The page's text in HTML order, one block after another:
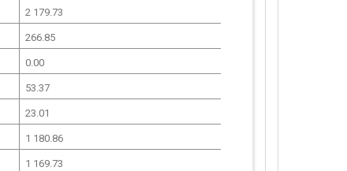
2 179.73
266.85
0.00
53.37
23.01
1 180.86
1 169.73